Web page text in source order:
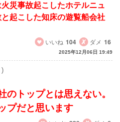
災事故起こしたホテルニュ
起こした知床の遊覧船会社
いいね 104 ダメ 16
2025年12月06日 19:49
)
のトップとは思えない。
プだと思います